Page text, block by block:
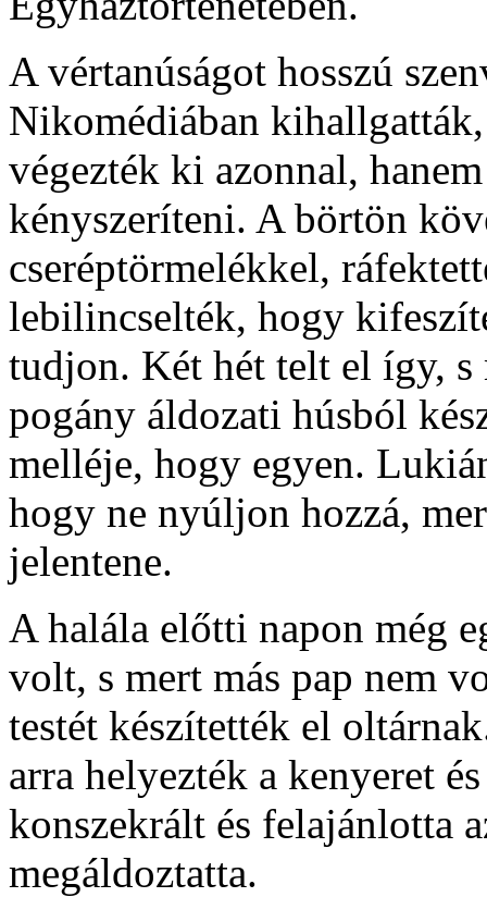
A vértanúságot hosszú
Nikomédiában
végezték ki azonnal,
kényszeríteni. A börtön
cseréptörmelékkel,
lebilincselték, hogy
tudjon. Két hét telt el így,
pogány áldozati húsból
melléje, hogy egyen.
hogy ne nyúljon hozzá,
jelentene.
A halála előtti napon még
volt, s mert más pap nem
testét készítették el
arra helyezték a kenyeret
konszekrált és felajánlotta
megáldoztatta.